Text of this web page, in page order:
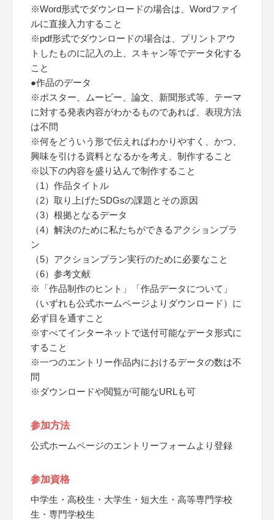
※Word形式でダウンロードの場合は、Wordファイ
ルに直接入力すること
※pdf形式でダウンロードの場合は、プリントアウ
トしたものに記入の上、スキャン等でデータ化する
こと
●作品のデータ
※ポスター、ムービー、論文、新聞形式等、テーマ
に対する発表内容がわかるものであれば、表現方法
は不問
※何をどういう形で伝えればわかりやすく、かつ、
興味を引ける資料となるかを考え、制作すること
※以下の内容を盛り込んで制作すること
（1）作品タイトル
（2）取り上げたSDGsの課題とその原因
（3）根拠となるデータ
（4）解決のために私たちができるアクションプラ
ン
（5）アクションプラン実行のために必要なこと
（6）参考文献
※「作品制作のヒント」「作品データについて」
（いずれも公式ホームページよりダウンロード）に
必ず目を通すこと
※すべてインターネットで送付可能なデータ形式に
すること
※一つのエントリー作品内におけるデータの数は不
問
※ダウンロードや閲覧が可能なURLも可
参加方法
公式ホームページのエントリーフォームより登録
参加資格
中学生・高校生・大学生・短大生・高等専門学校
生・専門学校生